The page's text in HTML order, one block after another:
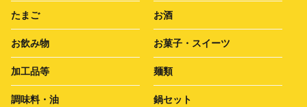
たまご お酒
お飲み物 お菓子・スイーツ
加工品等 麺類
調味料・油 鍋セット